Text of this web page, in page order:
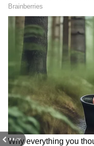
PREV
చేకూరుతుంది.